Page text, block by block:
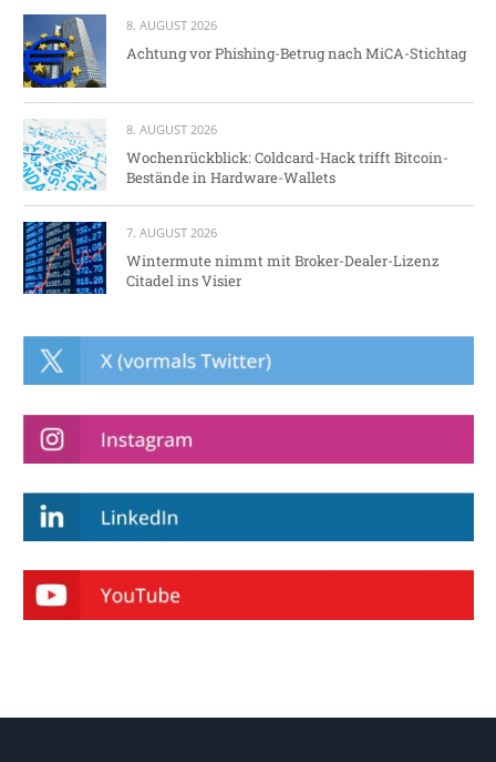
8. AUGUST 2026
Achtung vor Phishing-Betrug nach MiCA-Stichtag
8. AUGUST 2026
Wochenrückblick: Coldcard-Hack trifft Bitcoin-
Bestände in Hardware-Wallets
7. AUGUST 2026
Wintermute nimmt mit Broker-Dealer-Lizenz
Citadel ins Visier